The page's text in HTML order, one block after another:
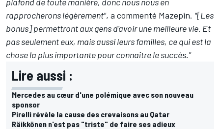
rapprocherons légèrement", a commenté Mazepin. "[Les
bonus] permettront aux gens d'avoir une meilleure vie. Et
pas seulement eux, mais aussi leurs familles, ce qui est la
chose la plus importante pour connaître le succès."
Lire aussi :
Mercedes au cœur d'une polémique avec son nouveau
sponsor
Pirelli révèle la cause des crevaisons au Qatar
Räikkönen n'est pas "triste" de faire ses adieux